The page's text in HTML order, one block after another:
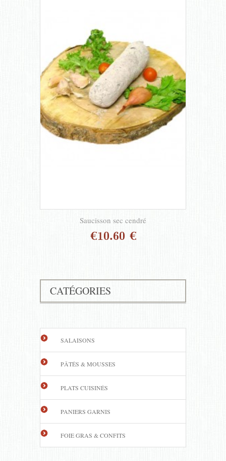
Saucisson sec cendré
€10.60 €
CATÉGORIES
SALAISONS
PÂTÉS & MOUSSES
PLATS CUISINÉS
PANIERS GARNIS
FOIE GRAS & CONFITS